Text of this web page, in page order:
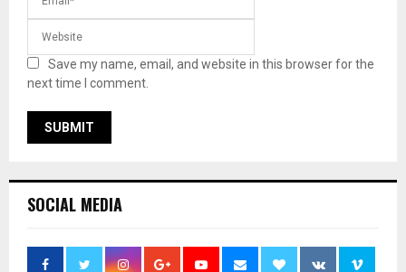
Save my name, email, and website in this browser for the
next time I comment.
SOCIAL MEDIA